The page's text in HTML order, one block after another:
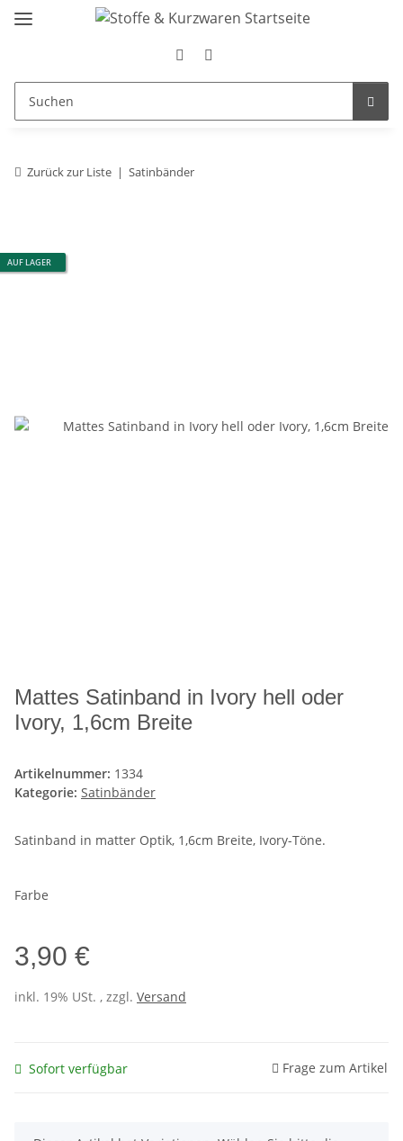
Zurück zur Liste Satinbänder
AUF LAGER
Mattes Satinband in Ivory hell oder
Ivory, 1,6cm Breite
Artikelnummer: 1334
Kategorie: Satinbänder
Satinband in matter Optik, 1,6cm Breite, Ivory-Töne.
Farbe
3,90 €
inkl. 19% USt. , zzgl. Versand
Sofort verfügbar Frage zum Artikel